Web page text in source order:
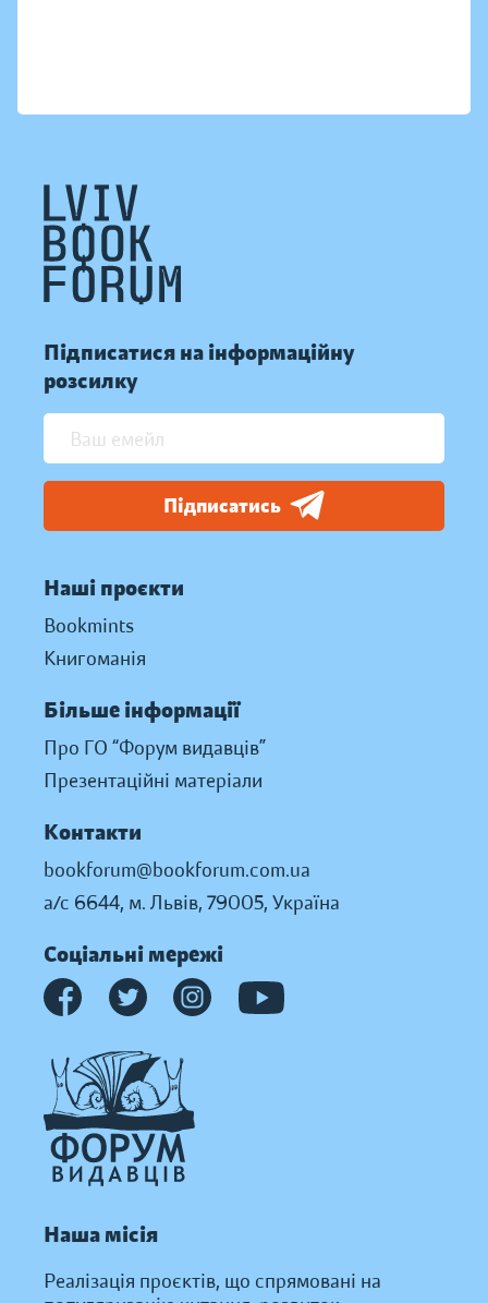
Підписатися на інформаційну
розсилку
Підписатись
Наші проєкти
Bookmints
Книгоманія
Більше інформації
Про ГО “Форум видавців”
Презентаційні матеріали
Контакти
bookforum@bookforum.com.ua
а/с 6644, м. Львів, 79005, Україна
Соціальні мережі
Наша місія
Реалізація проєктів, що спрямовані на